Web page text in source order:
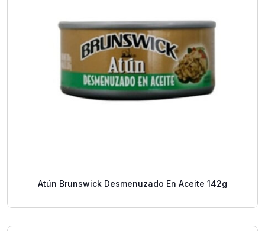
Atún Brunswick Desmenuzado En Aceite 142g